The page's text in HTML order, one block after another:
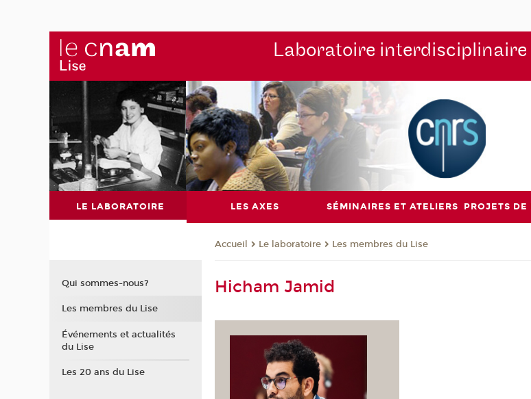
Laboratoire interdisciplinaire
LE LABORATOIRE LES AXES SÉMINAIRES ET ATELIERS PROJETS DE
Accueil Le laboratoire Les membres du Lise
Hicham Jamid
Qui sommes-nous?
Les membres du Lise
Événements et actualités
du Lise
Les 20 ans du Lise